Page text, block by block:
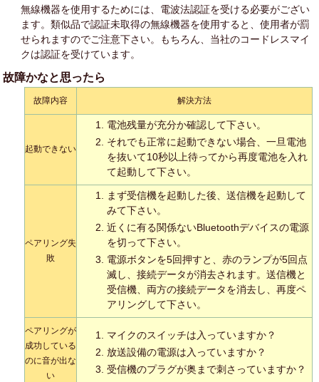
無線機器を使用するためには、電波法認証を受ける必要がござい
ます。類似品で認証未取得の無線機器を使用すると、使用者が罰
せられますのでご注意下さい。もちろん、当社のコードレスマイ
クは認証を受けています。
故障かなと思ったら
故障内容 解決方法
起動できない
電池残量が充分か確認して下さい。
それでも正常に起動できない場合、一旦電池
を抜いて10秒以上待ってから再度電池を入れ
て起動して下さい。
ペアリング失
敗
まず受信機を起動した後、送信機を起動して
みて下さい。
近くに有る関係ないBluetoothデバイスの電源
を切って下さい。
電源ボタンを5回押すと、赤のランプが5回点
滅し、接続データが消去されます。送信機と
受信機、両方の接続データを消去し、再度ペ
アリングして下さい。
ペアリングが
成功している
のに音が出な
い
マイクのスイッチは入っていますか？
放送設備の電源は入っていますか？
受信機のプラグが奥まで刺さっていますか？